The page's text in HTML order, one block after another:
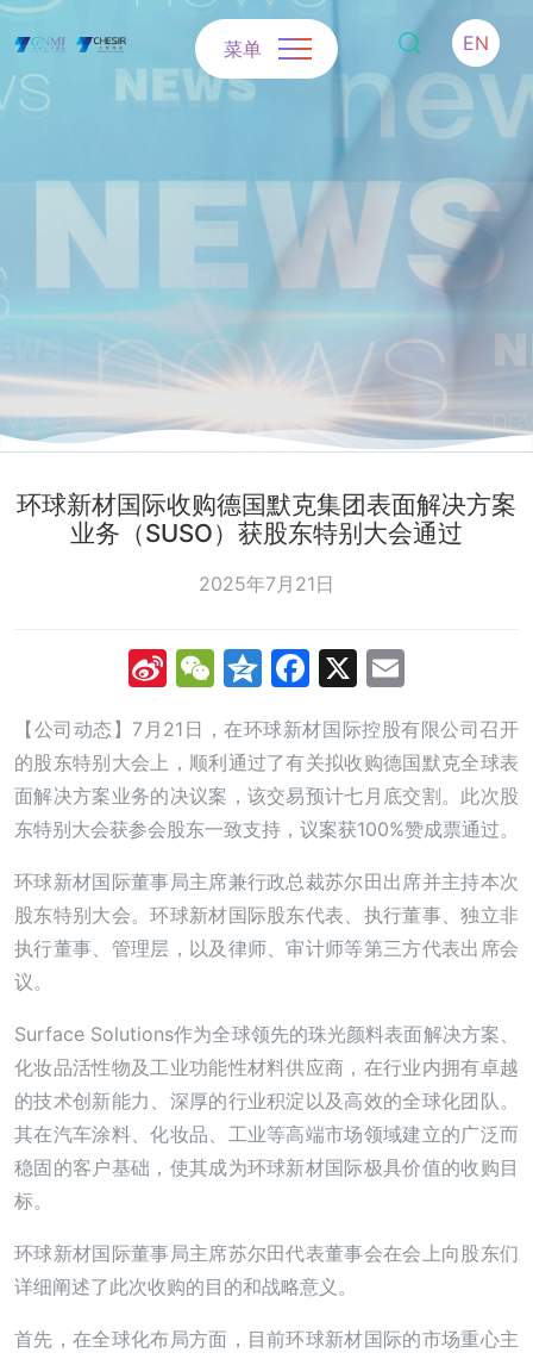
EN
菜单
环球新材国际收购德国默克集团表面解决方案
业务（SUSO）获股东特别大会通过
2025年7月21日
SinaWeChat
Qzone
Facebook
X
【公司动态】7月21日，在环球新材国际控股有限公司召开
的股东特别大会上，顺利通过了有关拟收购德国默克全球表
面解决方案业务的决议案，该交易预计七月底交割。此次股
东特别大会获参会股东一致支持，议案获100%赞成票通过。
环球新材国际董事局主席兼行政总裁苏尔田出席并主持本次
股东特别大会。环球新材国际股东代表、执行董事、独立非
执行董事、管理层，以及律师、审计师等第三方代表出席会
议。
Surface Solutions作为全球领先的珠光颜料表面解决方案、
化妆品活性物及工业功能性材料供应商，在行业内拥有卓越
的技术创新能力、深厚的行业积淀以及高效的全球化团队。
其在汽车涂料、化妆品、工业等高端市场领域建立的广泛而
稳固的客户基础，使其成为环球新材国际极具价值的收购目
标。
环球新材国际董事局主席苏尔田代表董事会在会上向股东们
详细阐述了此次收购的目的和战略意义。
首先，在全球化布局方面，目前环球新材国际的市场重心主